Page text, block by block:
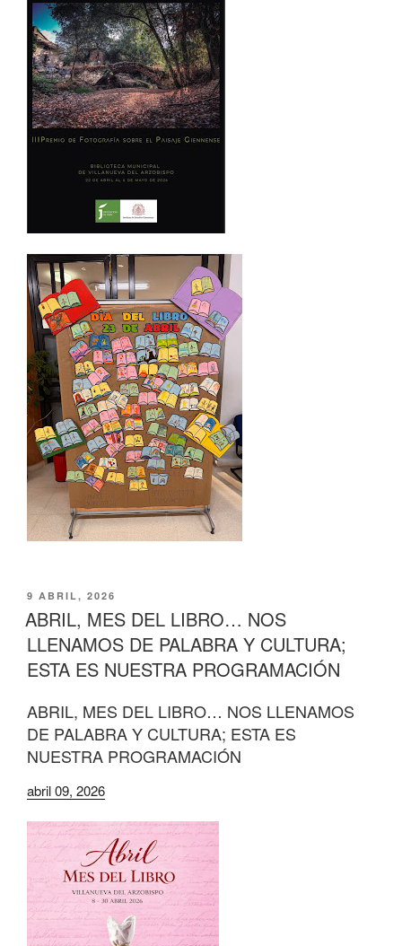
PUBLICADO
EL
9 ABRIL, 2026
ABRIL, MES DEL LIBRO… NOS
LLENAMOS DE PALABRA Y CULTURA;
ESTA ES NUESTRA PROGRAMACIÓN
ABRIL, MES DEL LIBRO… NOS LLENAMOS
DE PALABRA Y CULTURA; ESTA ES
NUESTRA PROGRAMACIÓN
abril 09, 2026